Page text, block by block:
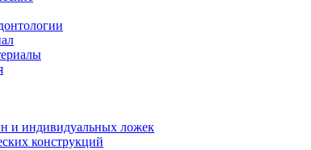
и индивидуальных ложек
конструкций